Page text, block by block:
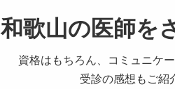
和歌山の医師を
資格はもちろん、コミュニケ
受診の感想もご紹